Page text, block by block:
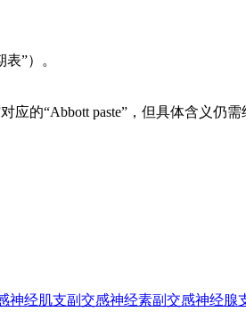
”）。
的“Abbott paste”，但具体含义仍需
神经肌支副交感神经素副交感神经腺